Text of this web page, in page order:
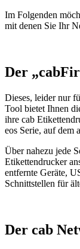
Im Folgenden
mit denen Sie Ihr
Der
Dieses, leider nur
Tool bietet Ihnen
ihre cab
eos Serie, auf dem
Über nahezu jede
Etikettendrucker
entfernte Geräte,
Schnittstellen für
Der cab